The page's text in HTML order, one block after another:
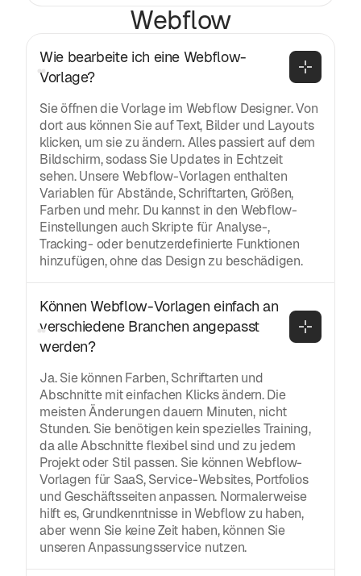
Webflow
Wie bearbeite ich eine Webflow-
Vorlage?
Sie öffnen die Vorlage im Webflow Designer. Von
dort aus können Sie auf Text, Bilder und Layouts
klicken, um sie zu ändern. Alles passiert auf dem
Bildschirm, sodass Sie Updates in Echtzeit
sehen. Unsere Webflow-Vorlagen enthalten
Variablen für Abstände, Schriftarten, Größen,
Farben und mehr. Du kannst in den Webflow-
Einstellungen auch Skripte für Analyse-,
Tracking- oder benutzerdefinierte Funktionen
hinzufügen, ohne das Design zu beschädigen.
Können Webflow-Vorlagen einfach an
verschiedene Branchen angepasst
werden?
Ja. Sie können Farben, Schriftarten und
Abschnitte mit einfachen Klicks ändern. Die
meisten Änderungen dauern Minuten, nicht
Stunden. Sie benötigen kein spezielles Training,
da alle Abschnitte flexibel sind und zu jedem
Projekt oder Stil passen. Sie können Webflow-
Vorlagen für SaaS, Service-Websites, Portfolios
und Geschäftsseiten anpassen. Normalerweise
hilft es, Grundkenntnisse in Webflow zu haben,
aber wenn Sie keine Zeit haben, können Sie
unseren Anpassungsservice nutzen.